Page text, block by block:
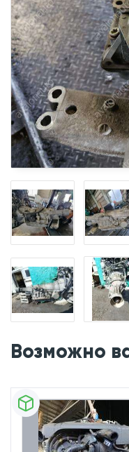
Возможно